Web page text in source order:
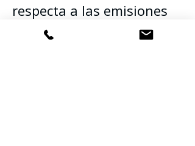
respecta a las emisiones
liberadas a partir de 2024.